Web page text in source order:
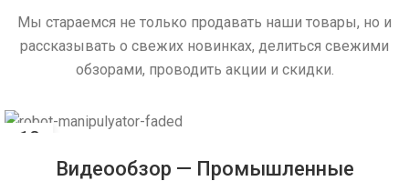
ДИАПАЗОН, (%) ±20%
ТОЧН, ВЫХОД, % 1
ДИАПАЗОН, (%) ±20%
Мы стараемся не только продавать наши товары, но и
рассказывать о свежих новинках, делиться свежими
обзорами, проводить акции и скидки.
10
Видеообзор — Промышленные